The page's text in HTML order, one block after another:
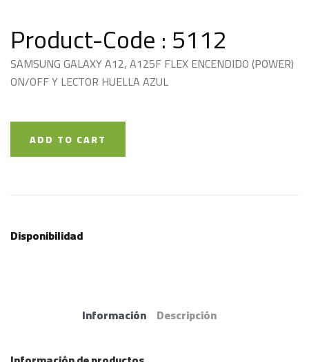
Product-Code : 5112
SAMSUNG GALAXY A12, A125F FLEX ENCENDIDO (POWER)
ON/OFF Y LECTOR HUELLA AZUL
ADD TO CART
Disponibilidad
Información Descripción